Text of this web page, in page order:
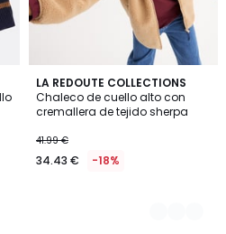
LA REDOUTE COLLECTIONS
Chaleco de cuello alto con
cremallera de tejido sherpa
41.99 €
34.43 € -18%
2
Colores